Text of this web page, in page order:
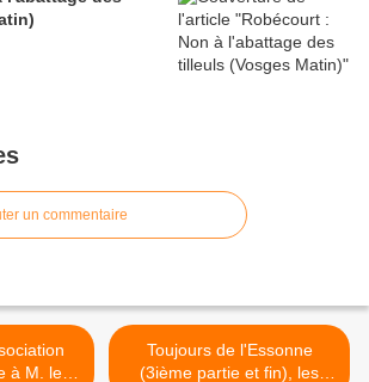
un commentaire
à M. le
Toujours de l'Essonne
(3ième partie et fin), les